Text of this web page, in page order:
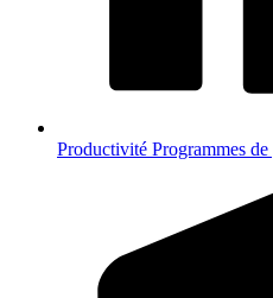
Productivité Programmes